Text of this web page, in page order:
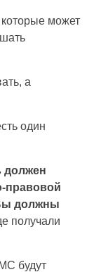
может
а
один
должен
правовой
должны
получали
будут